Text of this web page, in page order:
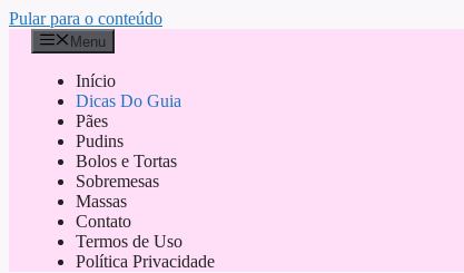
Pular para o conteúdo
Menu
Início
Dicas Do Guia
Pães
Pudins
Bolos e Tortas
Sobremesas
Massas
Contato
Termos de Uso
Política Privacidade